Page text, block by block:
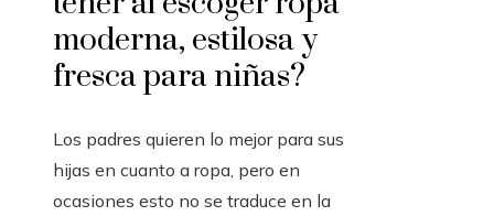
moderna, estilosa y
fresca para niñas?
Los padres quieren lo mejor para sus
hijas en cuanto a ropa, pero en
ocasiones esto no se traduce en la